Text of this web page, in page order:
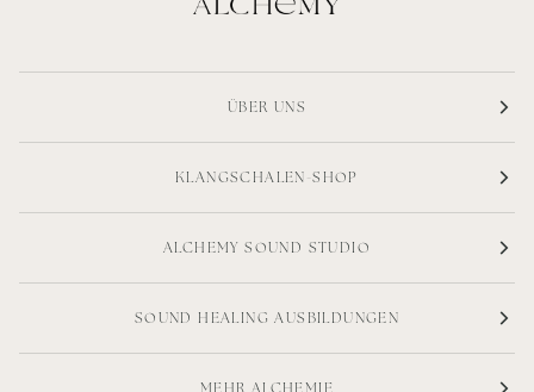
ÜBER UNS
KLANGSCHALEN-SHOP
ALCHEMY SOUND STUDIO
SOUND HEALING AUSBILDUNGEN